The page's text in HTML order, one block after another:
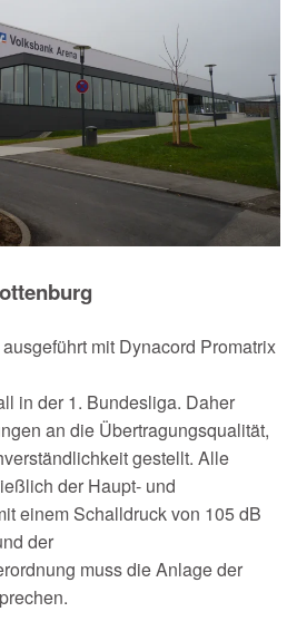
mit Dynacord Promatrix
in der 1. Bundesliga. Daher
an die Übertragungsqualität,
gestellt. Alle
der Haupt- und
einem Schalldruck von 105 dB
der
muss die Anlage der